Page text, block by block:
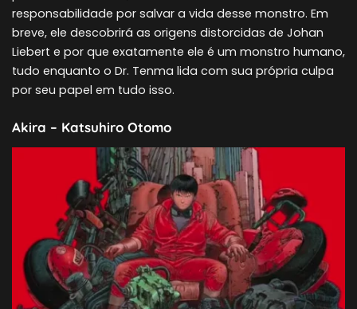
responsabilidade por salvar a vida desse monstro. Em
breve, ele descobrirá as origens distorcidas de Johan
Liebert e por que exatamente ele é um monstro humano,
tudo enquanto o Dr. Tenma lida com sua própria culpa
por seu papel em tudo isso.
Akira – Katsuhiro Otomo